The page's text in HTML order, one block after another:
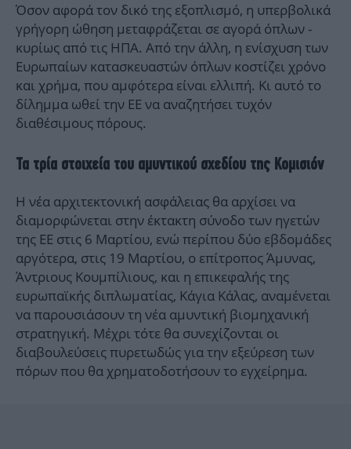
Όσον αφορά τον δικό της εξοπλισμό, η υπερβολικά
γρήγορη ώθηση μεταφράζεται σε αγορά όπλων -
κυρίως από τις ΗΠΑ. Από την άλλη, η ενίσχυση των
Ευρωπαίων κατασκευαστών όπλων κοστίζει χρόνο
και χρήμα, που αμφότερα είναι ελλιπή. Κι αυτό το
δίλημμα ωθεί την ΕΕ να αναζητήσει τυχόν
διαθέσιμους πόρους.
Τα τρία στοιχεία του αμυντικού σχεδίου της Κομισιόν
Η νέα αρχιτεκτονική ασφάλειας θα αρχίσει να
διαμορφώνεται στην έκτακτη σύνοδο των ηγετών
της ΕΕ στις 6 Μαρτίου, ενώ περίπου δύο εβδομάδες
αργότερα, στις 19 Μαρτίου, ο επίτροπος Άμυνας,
Άντριους Κουμπίλιους, και η επικεφαλής της
ευρωπαϊκής διπλωματίας, Κάγια Κάλας, αναμένεται
να παρουσιάσουν τη νέα αμυντική βιομηχανική
στρατηγική. Μέχρι τότε θα συνεχίζονται οι
διαβουλεύσεις πυρετωδώς για την εξεύρεση των
πόρων που θα χρηματοδοτήσουν το εγχείρημα.